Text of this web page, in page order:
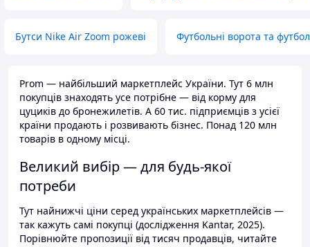
Бутси Nike Air Zoom рожеві Футбольні ворота та
Prom — найбільший маркетплейс України. Тут 6 млн
покупців знаходять усе потрібне — від корму для
цуциків до бронежилетів. А 60 тис. підприємців з усієї
країни продають і розвивають бізнес. Понад 120 млн
товарів в одному місці.
Великий вибір — для будь-якої
потреби
Тут найнижчі ціни серед українських маркетплейсів —
так кажуть самі покупці (дослідження Kantar, 2025).
Порівнюйте пропозиції від тисяч продавців, читайте